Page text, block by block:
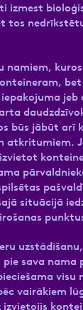
izmest
tos
namiem,
bet
jeb
būs jābūt arī
atkritumiem.
situācijā
sava nama
visu
vairākiem
izvietojis